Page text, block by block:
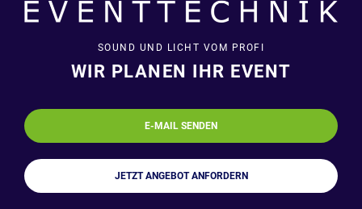
SOUND UND LICHT VOM PROFI
WIR PLANEN IHR EVENT
E-MAIL SENDEN
JETZT ANGEBOT ANFORDERN